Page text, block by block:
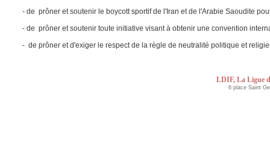
- de prôner et soutenir le boycott sportif de l'Iran et de l'Arabie Saoudite
- de prôner et soutenir toute initiative visant à obtenir une convention
- de prôner et d'exiger le respect de la règle de neutralité politique et
LDIF, La Ligue
6 place Saint